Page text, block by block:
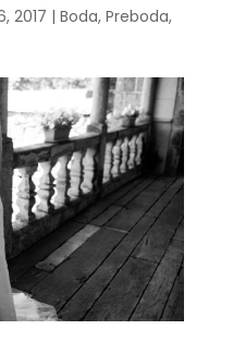
2017 | Boda, Preboda,